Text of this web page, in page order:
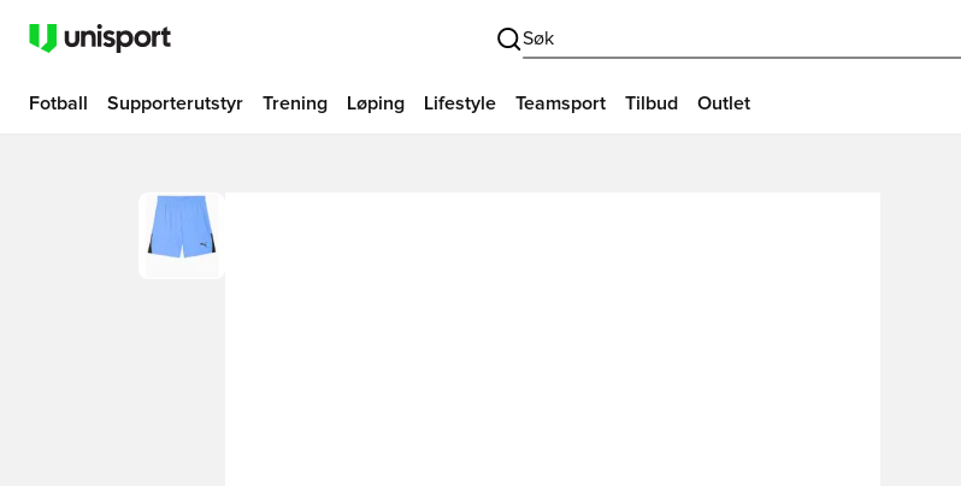
Søk
Fotball Supporterutstyr Trening Løping Lifestyle Teamsport Tilbud Outlet